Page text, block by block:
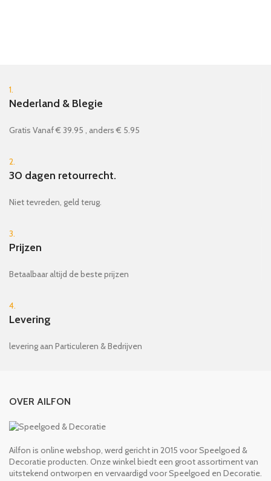
1.
Nederland & Blegie
Gratis Vanaf € 39.95 , anders € 5.95
2.
30 dagen retourrecht.
Niet tevreden, geld terug.
3.
Prijzen
Betaalbaar altijd de beste prijzen
4.
Levering
levering aan Particuleren & Bedrijven
OVER AILFON
Ailfon is online webshop, werd gericht in 2015 voor Speelgoed &
Decoratie producten. Onze winkel biedt een groot assortiment van
uitstekend ontworpen en vervaardigd voor Speelgoed en Decoratie.